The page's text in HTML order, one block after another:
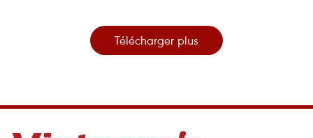
Télécharger plus